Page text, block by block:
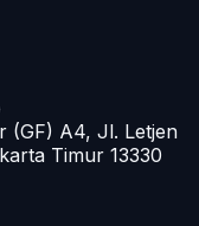
(GF) A4, Jl. Letjen
Timur 13330